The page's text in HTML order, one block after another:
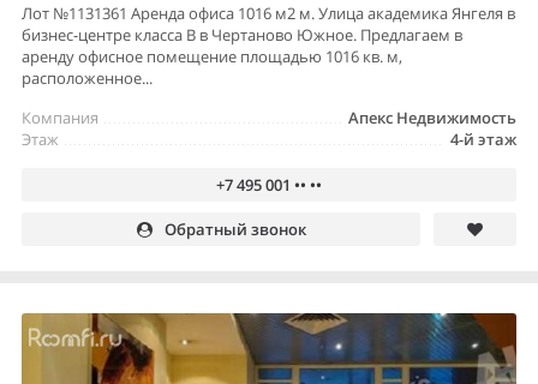
Лот №1131361 Аренда офиса 1016 м2 м. Улица академика Янгеля в
бизнес-центре класса В в Чертаново Южное. Предлагаем в
аренду офисное помещение площадью 1016 кв. м,
расположенное...
Апекс Недвижимость
Компания
4-й этаж
Этаж
+7 495 001 •• ••
Обратный звонок